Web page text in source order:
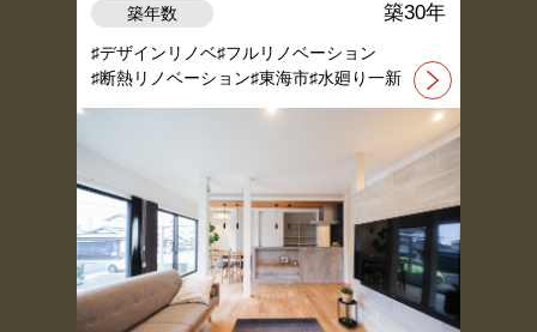
築年数 築30年
デザインリノベ フルリノベーション
断熱リノベーション 東海市 水廻り一新